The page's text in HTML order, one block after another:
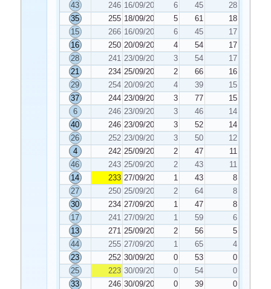
43
246 16/09/2023 6 45
28
35
255 18/09/2023 5 61
18
15
266 16/09/2023 6 45
17
16
250 20/09/2023 4 54
17
28
241 23/09/2023 3 54
17
21
234 25/09/2023 2 66
16
29
254 20/09/2023 4 39
15
37
244 23/09/2023 3 77
15
6
246 23/09/2023 3 46
14
40
246 23/09/2023 3 52
14
26
252 23/09/2023 3 50
12
4
242 25/09/2023 2 47
11
46
243 25/09/2023 2 43
11
14
233 27/09/2023 1 43
8
27
250 25/09/2023 2 64
8
30
234 27/09/2023 1 47
8
17
241 27/09/2023 1 59
6
13
271 25/09/2023 2 56
5
44
255 27/09/2023 1 65
4
23
252 30/09/2023 0 53
0
25
223 30/09/2023 0 54
0
33
246 30/09/2023 0 39
0